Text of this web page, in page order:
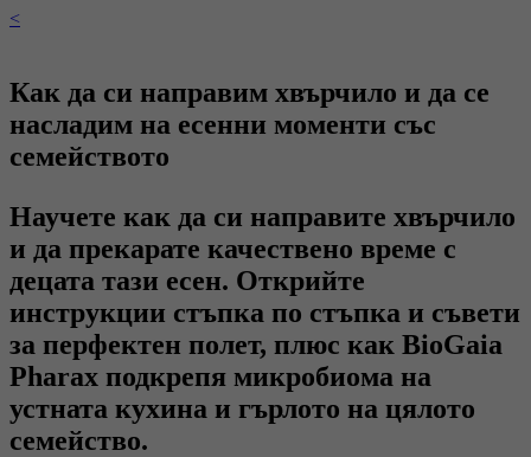
<
Как да си направим хвърчило и да се
насладим на есенни моменти със
семейството
Научете как да си направите хвърчило
и да прекарате качествено време с
децата тази есен. Открийте
инструкции стъпка по стъпка и съвети
за перфектен полет, плюс как BioGaia
Pharax подкрепя микробиома на
устната кухина и гърлото на цялото
семейство.